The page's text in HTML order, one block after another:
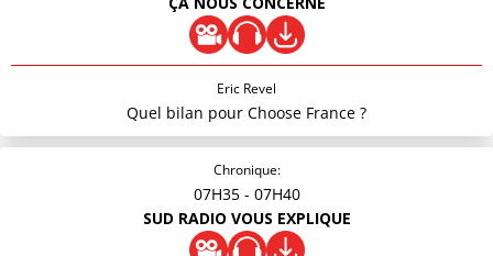
Eric Revel
Quel bilan pour Choose France ?
Chronique:
07H35 - 07H40
SUD RADIO VOUS EXPLIQUE